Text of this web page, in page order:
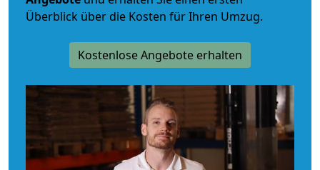
Überblick über die Kosten für Ihren Umzug.
Kostenlose Angebote erhalten